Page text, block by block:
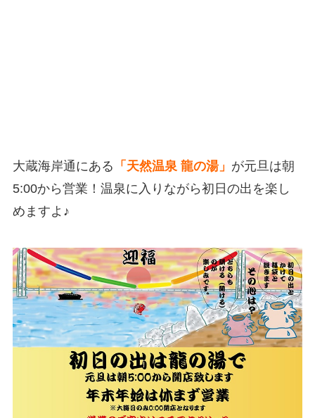
大蔵海岸通にある 「天然温泉 龍の湯」 が元旦は朝
5:00から営業！温泉に入りながら初日の出を楽し
めますよ♪